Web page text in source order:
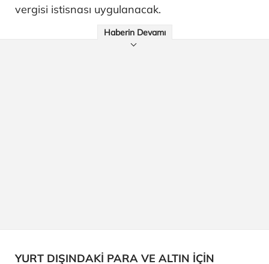
vergisi istisnası uygulanacak.
Haberin Devamı
YURT DIŞINDAKİ PARA VE ALTIN İÇİN